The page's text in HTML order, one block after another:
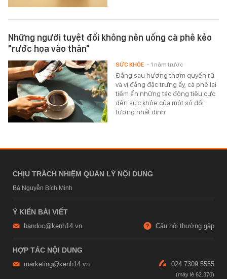
Những người tuyệt đối không nên uống cà phê kẻo
"rước họa vào thân"
Đằng sau hương thơm quyến rũ
và vị đắng đặc trưng ấy, cà phê lại
tiềm ẩn những tác động tiêu cực
đến sức khỏe của một số đối
tượng nhất định.
SỨC KHỎE - 1 năm trước
CHỊU TRÁCH NHIỆM QUẢN LÝ NỘI DUNG
Bà Nguyễn Bích Minh
Ý KIẾN BÀI VIẾT
bandoc@kenh14.vn Câu hỏi thường gặp
HỢP TÁC NỘI DUNG
marketing@kenh14.vn 024 7309 5555